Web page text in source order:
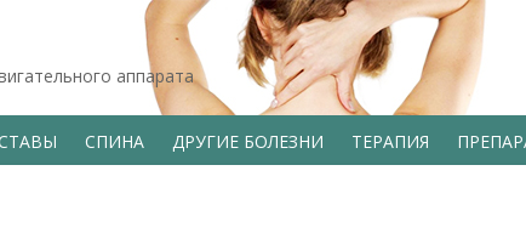
аппарата
СПИНА ДРУГИЕ БОЛЕЗНИ ТЕРАПИЯ